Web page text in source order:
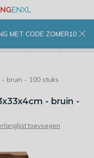
MET CODE ZOMER10
bruin - 100 stuks
- bruin -
toevoegen